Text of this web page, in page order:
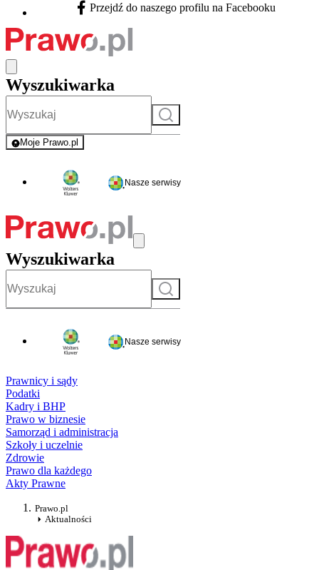
Facebook - otwiera się w nowej karcie
Przejdź do naszego profilu na Facebooku
Wyszukiwarka
Szukaj
Moje Prawo.pl
- rejestracja i logowanie do serwisu
Nasze serwisy
Wyszukiwarka
Szukaj
Nasze serwisy
Prawnicy i sądy
Podatki
Kadry i BHP
Prawo w biznesie
Samorząd i administracja
Szkoły i uczelnie
Zdrowie
Prawo dla każdego
Akty Prawne
Prawo.pl
Aktualności